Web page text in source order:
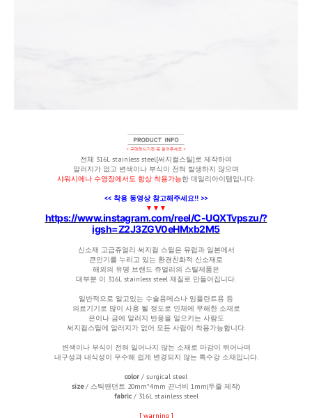
전체 316L stainless steel[써지컬스틸]로 제작하여
알러지가 없고 변색이나 부식이 전혀 발생하지 않으며
샤워시에나 수영장에서도 항상 착용가능한 데일리아이템입니다.
<< 착용 동영상 참고해주세요!! >>
▼ ▼▼
https://www.instagram.com/reel/C-UQXTvpszu/?
igsh=Z2J3ZGV0eHMxb2M5
신소재 고급쥬얼리 써지컬 스틸은 유럽과 일본에서
큰인기를 누리고 있는 환경친화적 신소재로
해외의 유명 브랜드 쥬얼리의 스틸제품은
대부분 이 316L stainless steel 재질로 만들어집니다.
일반적으로 알고있는 수술용메스나 임플란트용 등
의료기기로 많이 사용 될 정도로 인체에 무해한 소재로
은이나 금에 알러지 반응을 일으키는 사람도
써지컬스틸에 알러지가 없어 모든 사람이 착용가능합니다.
변색이나 부식이 전혀 일어나지 않는 소재로 마감이 뛰어나며
내구성과 내식성이 우수해 쉽게 변경되지 않는 특수강 소재입니다.
color / surgical steel
size/ 스틱팬던트 20mm*4mm 끈너비 1mm(두줄 제작)
fabric/ 316L stainless steel
[ warning ]